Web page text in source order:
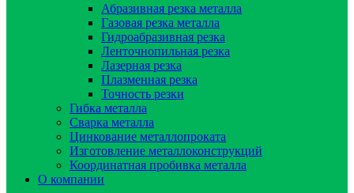
Абразивная резка металла
Газовая резка металла
Гидроaбразивная резка
Ленточнопильная резка
Лазерная резка
Плазменная резка
Точность резки
Гибка металла
Сварка металла
Цинкование металлопроката
Изготовление металлоконструкций
Координатная пробивка металла
О компании